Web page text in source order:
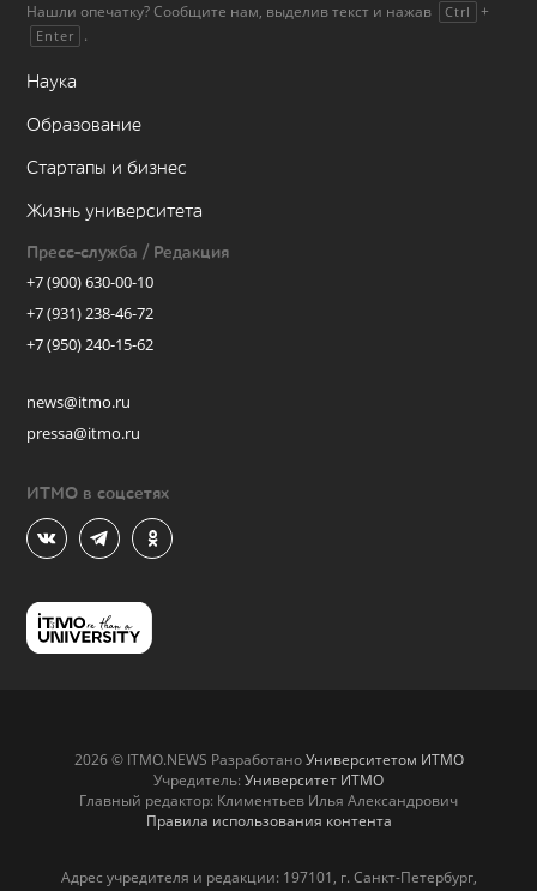
Нашли опечатку? Сообщите нам, выделив текст и нажав Ctrl +
Enter .
Наука
Образование
Стартапы и бизнес
Жизнь университета
Пресс-служба / Редакция
+7 (900) 630-00-10
+7 (931) 238-46-72
+7 (950) 240-15-62
news@itmo.ru
pressa@itmo.ru
ИТМО в соцсетях
2026 © ITMO.NEWS РазработаноУниверситетом ИТМО
Учредитель: Университет ИТМО
Главный редактор: Климентьев Илья Александрович
Правила использования контента
Адрес учредителя и редакции: 197101, г. Санкт-Петербург,